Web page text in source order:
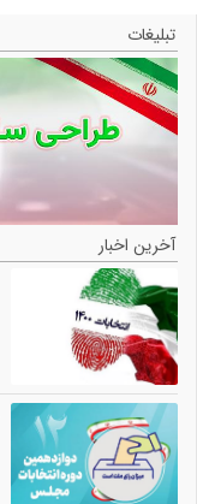
تبلیغات
آخرین اخبار